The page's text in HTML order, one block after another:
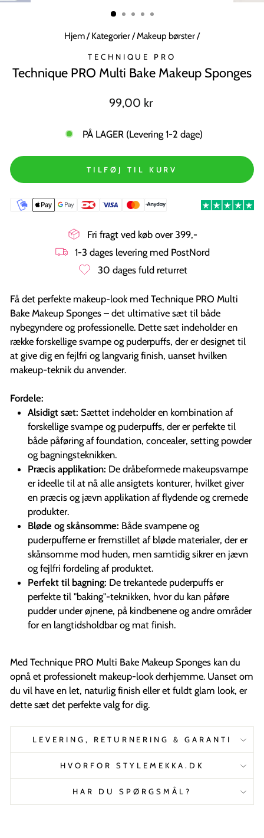
MODUL
Hjem/ Kategorier/ Makeup børster/
TECHNIQUE PRO
Technique PRO Multi Bake Makeup Sponges
Normal
99,00 kr
PÅ LAGER (Levering 1-2 dage)
TILFØJ TIL KURV
Fri fragt ved køb over 399,-
1-3 dages levering med PostNord
30 dages fuld returret
Få det perfekte makeup-look med Technique PRO Multi
Bake Makeup Sponges – det ultimative sæt til både
nybegyndere og professionelle. Dette sæt indeholder en
række forskellige svampe og puderpuffs, der er designet til
at give dig en fejlfri og langvarig finish, uanset hvilken
makeup-teknik du anvender.
Fordele:
Alsidigt sæt: Sættet indeholder en kombination af
forskellige svampe og puderpuffs, der er perfekte til
både påføring af foundation, concealer, setting powder
og bagningsteknikken.
Præcis applikation: De dråbeformede makeupsvampe
er ideelle til at nå alle ansigtets konturer, hvilket giver
en præcis og jævn applikation af flydende og cremede
produkter.
Bløde og skånsomme: Både svampene og
puderpufferne er fremstillet af bløde materialer, der er
skånsomme mod huden, men samtidig sikrer en jævn
og fejlfri fordeling af produktet.
Perfekt til bagning: De trekantede puderpuffs er
perfekte til "baking"-teknikken, hvor du kan påføre
pudder under øjnene, på kindbenene og andre områder
for en langtidsholdbar og mat finish.
Med Technique PRO Multi Bake Makeup Sponges kan du
opnå et professionelt makeup-look derhjemme. Uanset om
du vil have en let, naturlig finish eller et fuldt glam look, er
dette sæt det perfekte valg for dig.
LEVERING, RETURNERING & GARANTI
HVORFOR STYLEMEKKA.DK
HAR DU SPØRGSMÅL?